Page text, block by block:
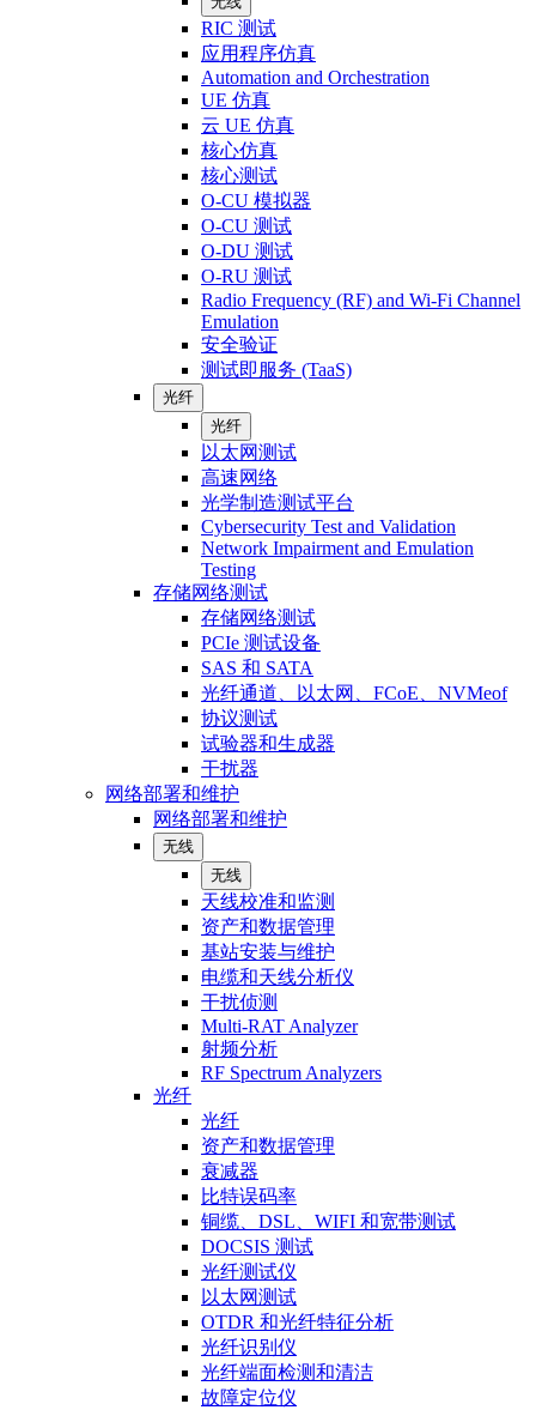
RIC 测试
应用程序仿真
Automation and Orchestration
UE 仿真
云 UE 仿真
核心仿真
核心测试
O-CU 模拟器
O-CU 测试
O-DU 测试
O-RU 测试
Radio Frequency (RF) and Wi-Fi Channel
Emulation
安全验证
测试即服务 (TaaS)
光纤
光纤
以太网测试
高速网络
光学制造测试平台
Cybersecurity Test and Validation
Network Impairment and Emulation
Testing
存储网络测试
存储网络测试
PCIe 测试设备
SAS 和 SATA
光纤通道、以太网、FCoE、NVMeof
协议测试
试验器和生成器
干扰器
网络部署和维护
网络部署和维护
无线
无线
天线校准和监测
资产和数据管理
基站安装与维护
电缆和天线分析仪
干扰侦测
Multi-RAT Analyzer
射频分析
RF Spectrum Analyzers
光纤
光纤
资产和数据管理
衰减器
比特误码率
铜缆、DSL、WIFI 和宽带测试
DOCSIS 测试
光纤测试仪
以太网测试
OTDR 和光纤特征分析
光纤识别仪
光纤端面检测和清洁
故障定位仪